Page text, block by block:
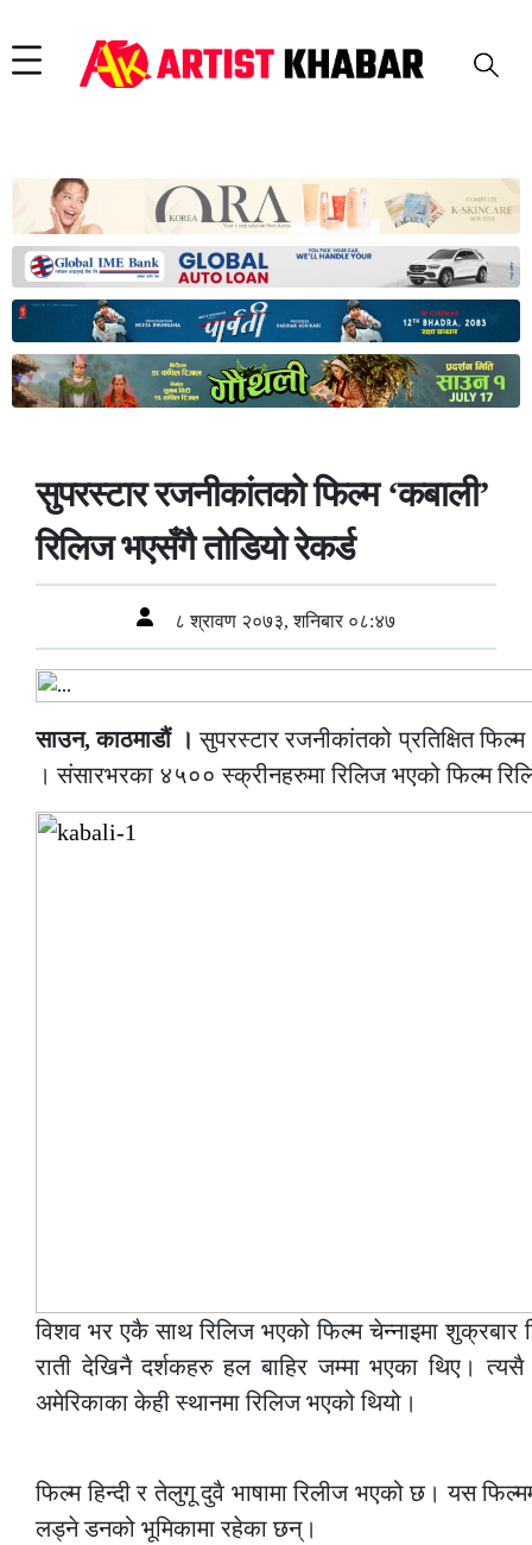
सुपरस्टार रजनीकांतको फिल्म ‘कबाली’
रिलिज भएसँगै तोडियो रेकर्ड
८ श्रावण २०७३, शनिबार ०८:४७
साउन, काठमाडौं । सुपरस्टार रजनीकांतको प्रतिक्षित
। संसारभरका ४५०० स्क्रीनहरुमा रिलिज भएको फिल्म
विशव भर एकै साथ रिलिज भएको फिल्म चेन्नाइमा शुक्रबार
राती देखिनै दर्शकहरु हल बाहिर जम्मा भएका थिए। त्यसै
अमेरिकाका केही स्थानमा रिलिज भएको थियो।
फिल्म हिन्दी र तेलुगू दुवै भाषामा रिलीज भएको छ। यस
लड्ने डनको भूमिकामा रहेका छन्।